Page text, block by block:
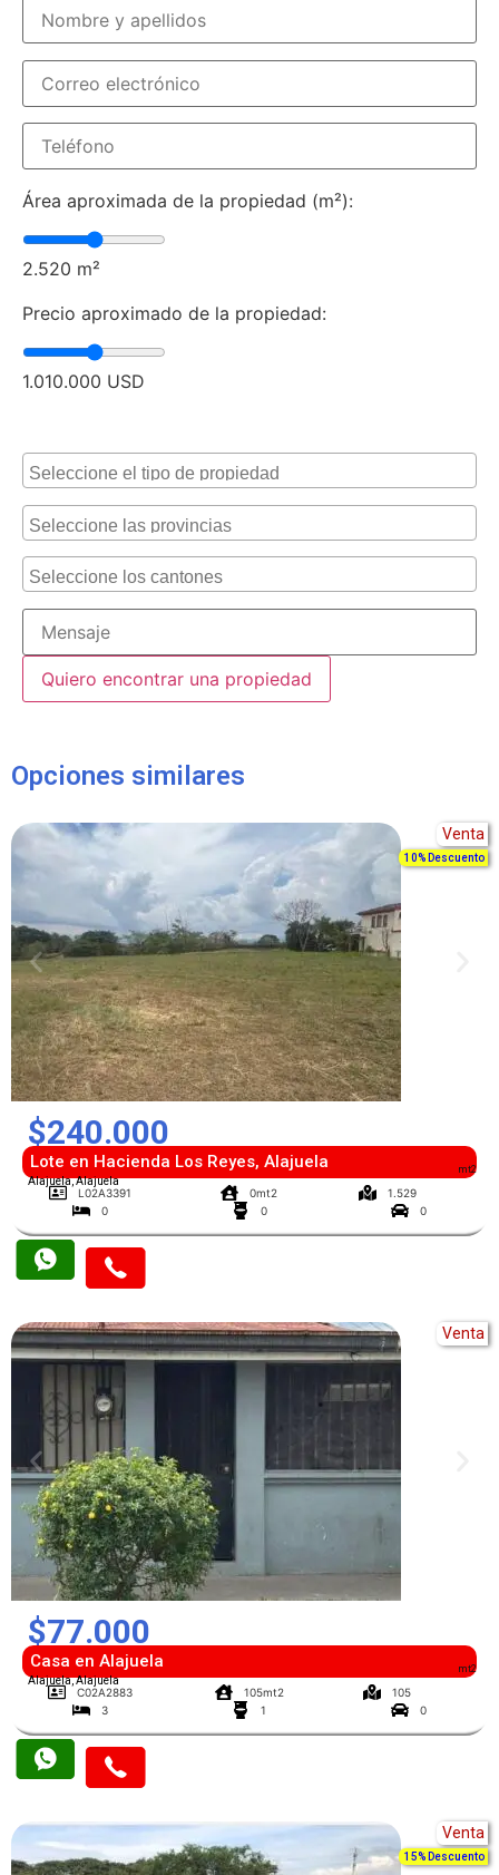
Área aproximada de la propiedad (m²):
2.520 m²
Precio aproximado de la propiedad:
1.010.000 USD
Opciones similares
mt2
Venta
10% Descuento
$240.000
Lote en Hacienda Los Reyes, Alajuela
Alajuela, Alajuela
L02A3391 0mt2
1.529
0
0 0
mt2
Venta
$77.000
Casa en Alajuela
Alajuela, Alajuela
C02A2883 105mt2
105
3
1 0
Venta
15% Descuento